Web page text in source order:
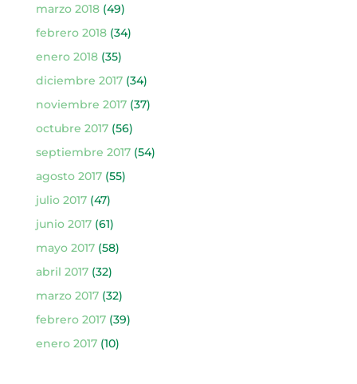
marzo 2018(49)
febrero 2018(34)
enero 2018(35)
diciembre 2017(34)
noviembre 2017(37)
octubre 2017(56)
septiembre 2017(54)
agosto 2017(55)
julio 2017(47)
junio 2017(61)
mayo 2017(58)
abril 2017(32)
marzo 2017(32)
febrero 2017(39)
enero 2017(10)